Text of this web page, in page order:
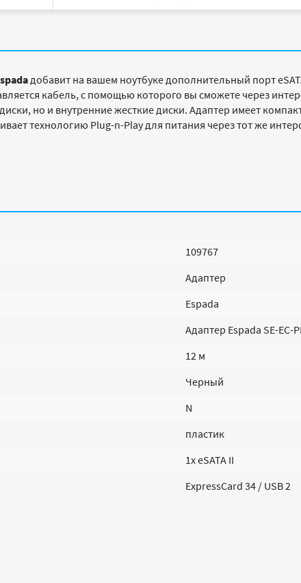
добавит на вашем ноутбуке дополнительный порт
кабель, с помощью которого вы сможете через
но и внутренние жесткие диски. Адаптер имеет
технологию Plug-n-Play для питания через тот же
109767
Адаптер
Espada
Адаптер Espada SE-EC-
12 м
Черный
N
пластик
1x eSATA II
ExpressCard 34 / USB 2